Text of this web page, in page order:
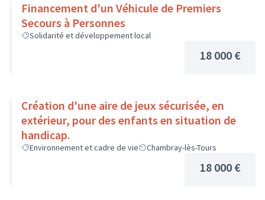
Financement d'un Véhicule de Premiers
Secours à Personnes
Solidarité et développement local
18 000 €
Création d'une aire de jeux sécurisée, en
extérieur, pour des enfants en situation de
handicap.
Environnement et cadre de vie Chambray-lès-Tours
18 000 €